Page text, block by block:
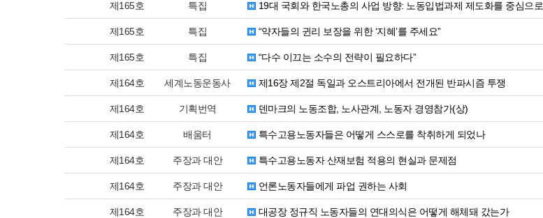
제165호 특집 19대 국회와 한국노총의 사업 방향: 노동입법과제 제도화를 중심으로
제165호 특집 “약자들의 귄리 보장을 위한 ‘지혜’를 주세요”
제165호 특집 “다수 이끄는 소수의 전략이 필요하다”
제164호 세계노동운동사 제16장 제2절 독일과 오스트리아에서 전개된 반파시즘 투쟁
제164호 기획번역 덴마크의 노동조합, 노사관계, 노동자 경영참가(상)
제164호 배움터 특수고용노동자들은 어떻게 스스로를 착취하게 되었나
제164호 주장과 대안 특수고용노동자 산재보험 적용의 현실과 문제점
제164호 주장과 대안 언론노동자들에게 파업 권하는 사회
제164호 주장과 대안 대공장 정규직 노동자들의 연대의식은 어떻게 해체돼 갔는가